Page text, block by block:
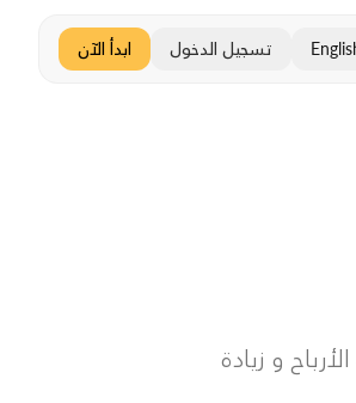
تسجيل الدخول ابدأ الآن
و زيادة